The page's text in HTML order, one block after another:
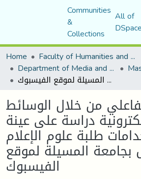
Communities
&
Collections
All of
DSpace
Home
Faculty of Humanities and Social Sciences
Department of Media and Communication Studies
الاتصال التفاعلي من خلال الوسائط الالكترونية دراسة على عينة استخدامات طلبة علوم الإعلام والاتصال بجامعة المسيلة لموقع الفيسبوك
من خلال الوسائط
دراسة على عينة
طلبة علوم الإعلام
بجامعة المسيلة لموقع
الفيسبوك